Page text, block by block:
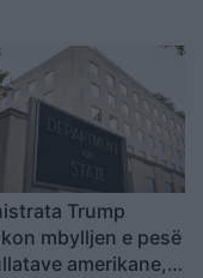
Trump
mbylljen e pesë
amerikane,